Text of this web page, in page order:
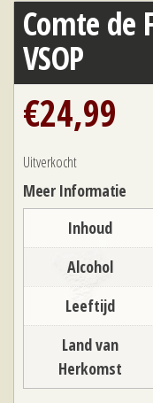
Comte de
VSOP
€24,99
Uitverkocht
Meer Informatie
Inhoud
Alcohol
Leeftijd
Land van
Herkomst